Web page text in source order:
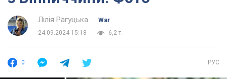
Лілія Рагуцька
War
24.09.2024 15:18
6,2 т.
0 РУС